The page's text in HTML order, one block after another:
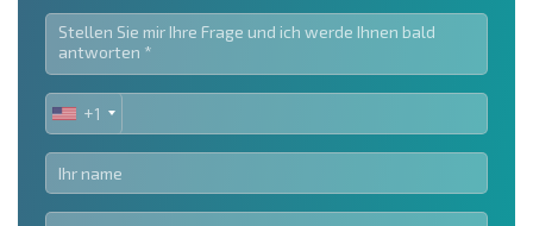
UNITED
STATES
+1
+1